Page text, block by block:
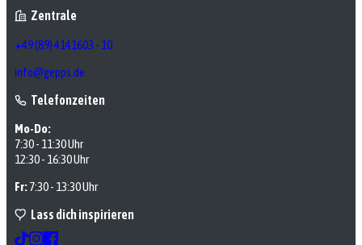
Zentrale
+49 (89) 4141603 - 10
info@gepps.de
Telefonzeiten
Mo-Do:
7:30 - 11:30 Uhr
12:30 - 16:30 Uhr
Fr:7:30 - 13:30 Uhr
Lass dich inspirieren